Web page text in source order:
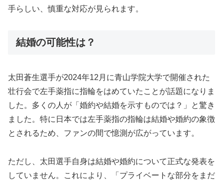
手らしい、慎重な対応が見られます。
結婚の可能性は？
太田蒼生選手が2024年12月に青山学院大学で開催された
壮行会で左手薬指に指輪をはめていたことが話題になりま
した。多くの人が「婚約や結婚を示すものでは？」と驚き
ました。特に日本では左手薬指の指輪は結婚や婚約の象徴
とされるため、ファンの間で憶測が広がっています。
ただし、太田選手自身は結婚や婚約について正式な発表を
していません。これにより、「プライベートな部分をまだ